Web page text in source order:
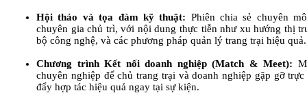
Hội thảo và tọa đàm kỹ thuật: Phiên chia sẻ chuyên
chuyên gia chủ trì, với nội dung thực tiễn như xu hướng thị
bộ công nghệ, và các phương pháp quản lý trang trại hiệu quả.
Chương trình Kết nối doanh nghiệp (Match & Meet):
chuyên nghiệp để chủ trang trại và doanh nghiệp gặp gỡ
đẩy hợp tác hiệu quả ngay tại sự kiện.